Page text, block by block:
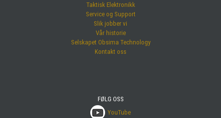
Taktisk Elektronikk
Service og Support
Slik jobber vi
Vår historie
Selskapet Obsima Technology
Kontakt oss
FØLG OSS
YouTube